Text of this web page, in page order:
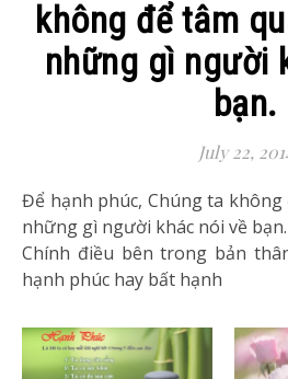
không để tâm
những gì người
bạn.
July 22,
Để hạnh phúc, Chúng ta không để tâm quá nhiều đến
những gì người khác nói về bạn.
Chính điều bên trong bản
hạnh phúc hay bất hạnh